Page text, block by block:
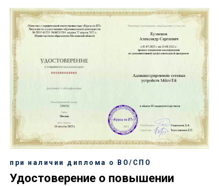
при наличии диплома о ВО/СПО
Удостоверение о повышении